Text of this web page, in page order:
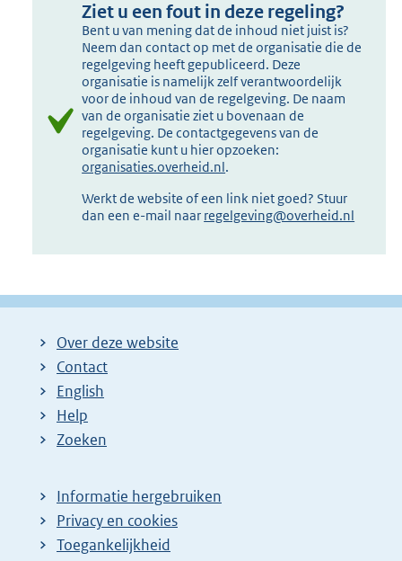
Ziet u een fout in deze regeling?
Bent u van mening dat de inhoud niet juist is?
Neem dan contact op met de organisatie die de
regelgeving heeft gepubliceerd. Deze
organisatie is namelijk zelf verantwoordelijk
voor de inhoud van de regelgeving. De naam
van de organisatie ziet u bovenaan de
regelgeving. De contactgegevens van de
organisatie kunt u hier opzoeken:
organisaties.overheid.nl.
Werkt de website of een link niet goed? Stuur
dan een e-mail naar regelgeving@overheid.nl
Over deze website
Contact
English
Help
Zoeken
Informatie hergebruiken
Privacy en cookies
Toegankelijkheid